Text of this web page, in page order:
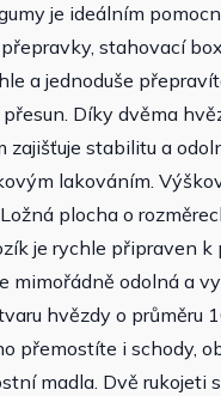
je ideálním
stahovací
a jednoduše
Díky dvěma
zajišťuje stabilitu a
lakováním.
plocha o
je rychle připraven
mimořádně odolná a
hvězdy o průměru
přemostíte i schody,
madla. Dvě rukojeti